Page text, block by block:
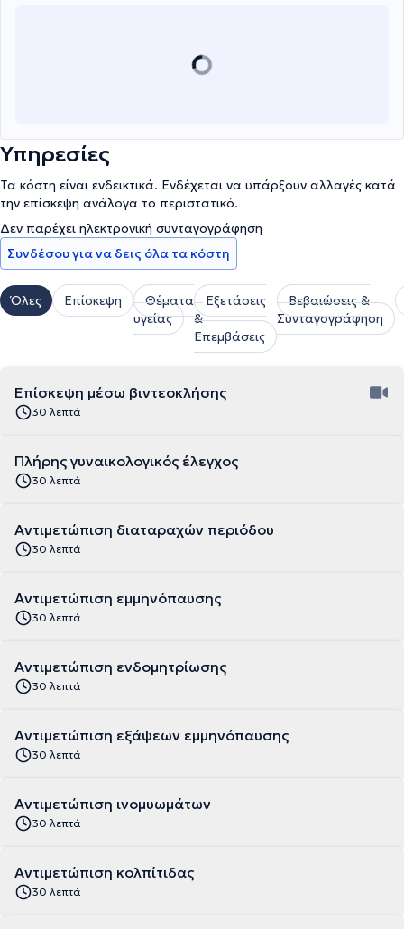
Υπηρεσίες
Τα κόστη είναι ενδεικτικά. Ενδέχεται να υπάρξουν αλλαγές κατά
την επίσκεψη ανάλογα το περιστατικό.
Δεν παρέχει ηλεκτρονική συνταγογράφηση
Συνδέσου για να δεις όλα τα κόστη
Όλες Επίσκεψη
Θέματα
υγείας
Εξετάσεις
&
Επεμβάσεις
Βεβαιώσεις &
Συνταγογράφηση
Επίσκεψη μέσω βιντεοκλήσης
30 λεπτά
Πλήρης γυναικολογικός έλεγχος
30 λεπτά
Αντιμετώπιση διαταραχών περιόδου
30 λεπτά
Αντιμετώπιση εμμηνόπαυσης
30 λεπτά
Αντιμετώπιση ενδομητρίωσης
30 λεπτά
Αντιμετώπιση εξάψεων εμμηνόπαυσης
30 λεπτά
Αντιμετώπιση ινομυωμάτων
30 λεπτά
Αντιμετώπιση κολπίτιδας
30 λεπτά